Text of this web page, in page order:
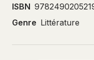
ISBN
Genre Littérature